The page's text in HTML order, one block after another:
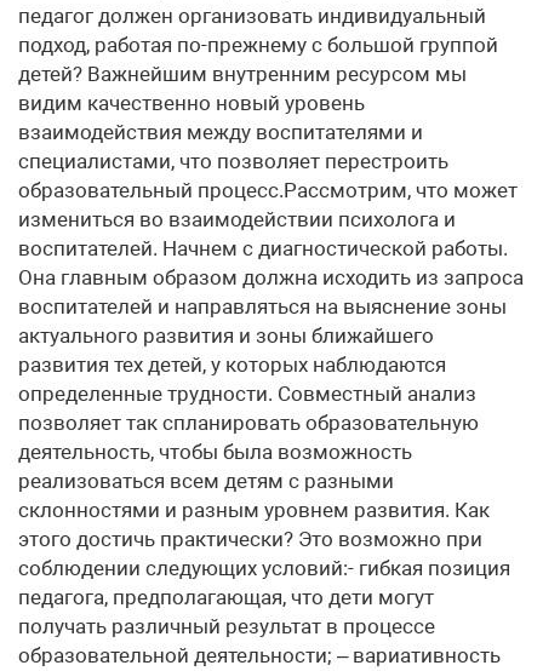
педагог должен организовать индивидуальный
подход, работая по-прежнему с большой группой
детей? Важнейшим внутренним ресурсом мы
видим качественно новый уровень
взаимодействия между воспитателями и
специалистами, что позволяет перестроить
образовательный процесс.Рассмотрим, что может
измениться во взаимодействии психолога и
воспитателей. Начнем с диагностической работы.
Она главным образом должна исходить из запроса
воспитателей и направляться на выяснение зоны
актуального развития и зоны ближайшего
развития тех детей, у которых наблюдаются
определенные трудности. Совместный анализ
позволяет так спланировать образовательную
деятельность, чтобы была возможность
реализоваться всем детям с разными
склонностями и разным уровнем развития. Как
этого достичь практически? Это возможно при
соблюдении следующих условий:- гибкая позиция
педагога, предполагающая, что дети могут
получать различный результат в процессе
образовательной деятельности; – вариативность